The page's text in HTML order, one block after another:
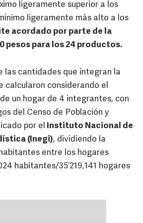
ligeramente superior a los
ligeramente más alto a los
acordado por parte de la
pesos para los 24 productos.
las cantidades que integran la
calcularon considerando el
un hogar de 4 integrantes, con
del Censo de Población y
por el Instituto Nacional de
(Inegi), dividiendo la
entre los hogares
habitantes/35’219,141 hogares